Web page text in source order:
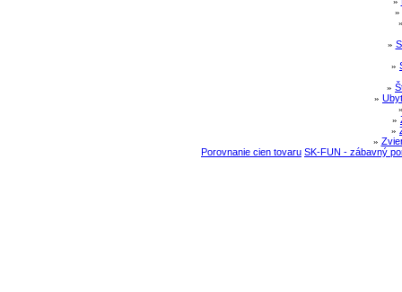
»
»
»
»
»
»
»
»
Porovnanie cien tovaru SK-FUN - zábavný